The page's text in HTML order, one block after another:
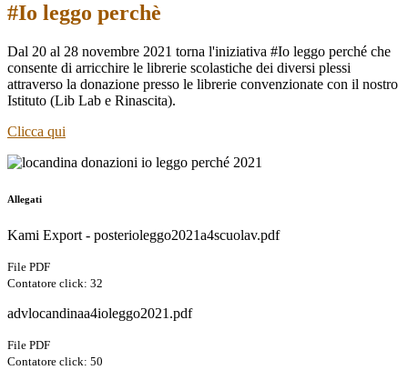
#Io leggo perchè
Dal 20 al 28 novembre 2021 torna l'iniziativa #Io leggo perché che
consente di arricchire le librerie scolastiche dei diversi plessi
attraverso la donazione presso le librerie convenzionate con il nostro
Istituto (Lib Lab e Rinascita).
Clicca qui
Allegati
Kami Export - posterioleggo2021a4scuolav.pdf
File PDF
Contatore click: 32
advlocandinaa4ioleggo2021.pdf
File PDF
Contatore click: 50